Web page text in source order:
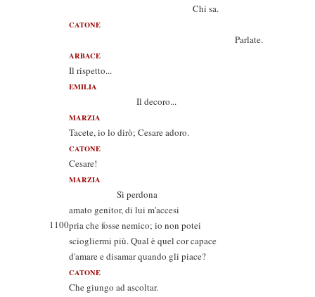
Chi sa.
CATONE
Parlate.
ARBACE
Il rispetto...
EMILIA
Il decoro...
MARZIA
Tacete, io lo dirò; Cesare adoro.
CATONE
Cesare!
MARZIA
Sì perdona
amato genitor, di lui m'accesi
1100pria che fosse nemico; io non potei
sciogliermi più. Qual è quel cor capace
d'amare e disamar quando gli piace?
CATONE
Che giungo ad ascoltar.